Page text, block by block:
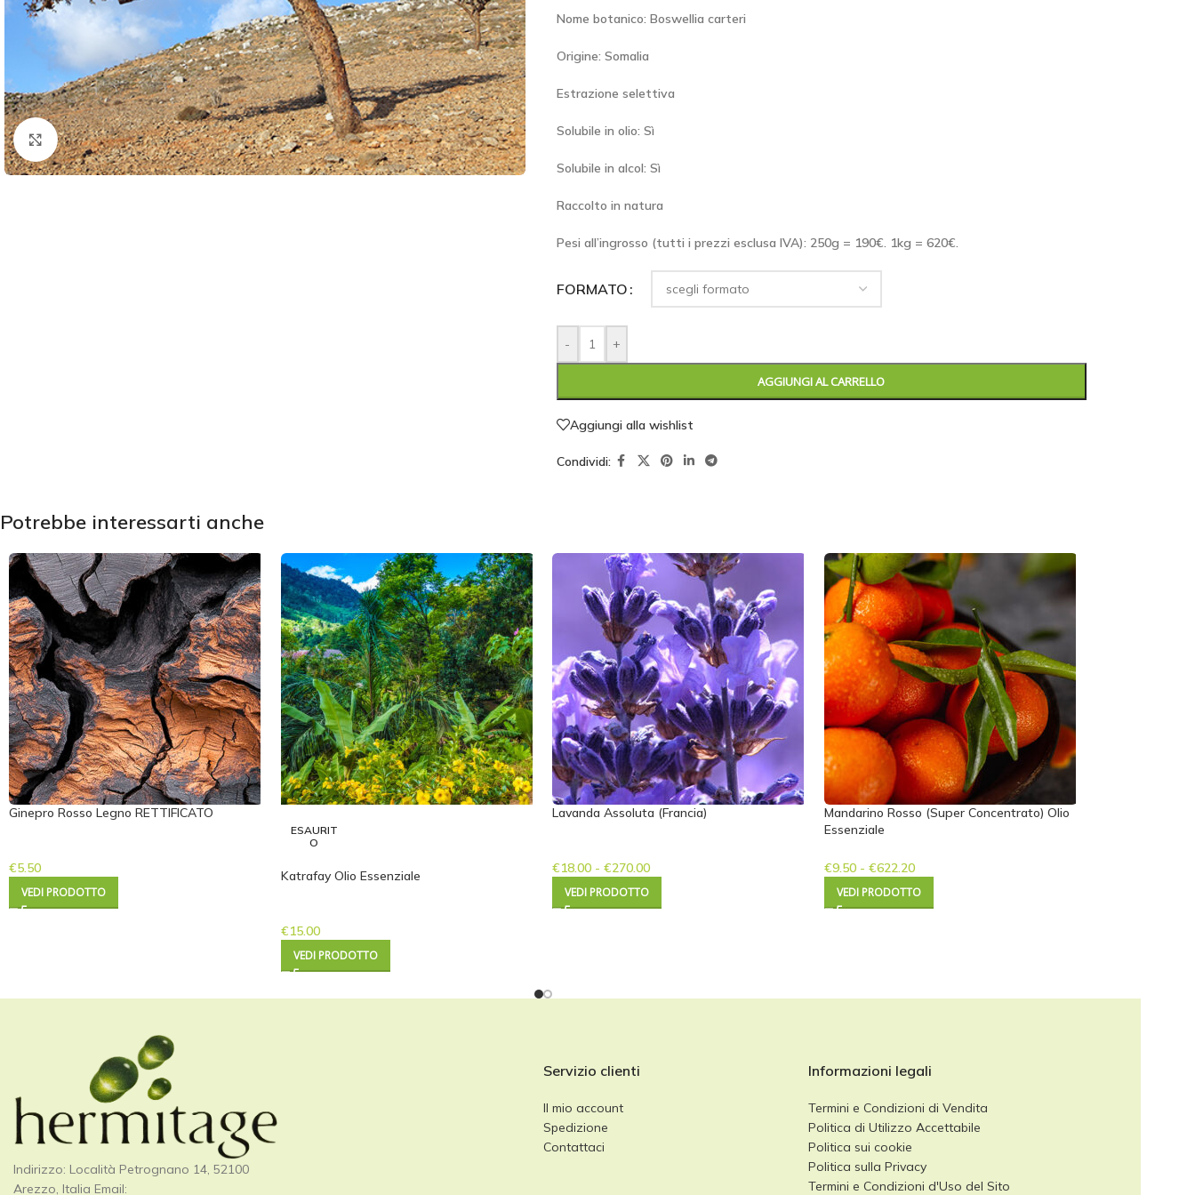
Click to enlarge
Nome botanico: Boswellia carteri
Origine: Somalia
Estrazione selettiva
Solubile in olio: Sì
Solubile in alcol: Sì
Raccolto in natura
Pesi all’ingrosso (tutti i prezzi esclusa IVA): 250g = 190€. 1kg = 620€.
FORMATO
- +
AGGIUNGI AL CARRELLO
Aggiungi alla wishlist
Condividi:
Potrebbe interessarti anche
Ginepro Rosso Legno RETTIFICATO
€5.50
VEDI PRODOTTO
ESAURIT
O
Katrafay Olio Essenziale
€15.00
VEDI PRODOTTO
Lavanda Assoluta (Francia)
€18.00 - €270.00
VEDI PRODOTTO
Mandarino Rosso (Super Concentrato) Olio
Essenziale
€9.50 - €622.20
VEDI PRODOTTO
Indirizzo: Località Petrognano 14, 52100
Arezzo, Italia Email:
Servizio clienti
Il mio account
Spedizione
Contattaci
Informazioni legali
Termini e Condizioni di Vendita
Politica di Utilizzo Accettabile
Politica sui cookie
Politica sulla Privacy
Termini e Condizioni d'Uso del Sito